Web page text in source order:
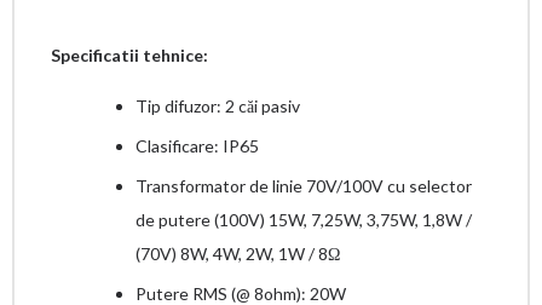
Specificatii tehnice:
Tip difuzor: 2 căi pasiv
Clasificare: IP65
Transformator de linie 70V/100V cu selector
de putere (100V) 15W, 7,25W, 3,75W, 1,8W /
(70V) 8W, 4W, 2W, 1W / 8Ω
Putere RMS (@ 8ohm): 20W